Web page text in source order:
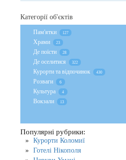
Категорії об'єктів
Пам'ятки 127
Храми 23
Де поїсти 28
Де оселитися 322
Курорти та відпочинок 430
Розваги 6
Культура 4
Вокзали 13
Популярні рубрики:
Курорти Коломиї
Готелі Нікополя